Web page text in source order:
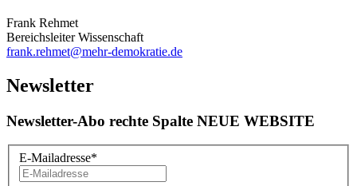
Frank Rehmet
Bereichsleiter Wissenschaft
frank.rehmet@mehr-demokratie.de
Newsletter
Newsletter-Abo rechte Spalte NEUE WEBSITE
E-Mailadresse*